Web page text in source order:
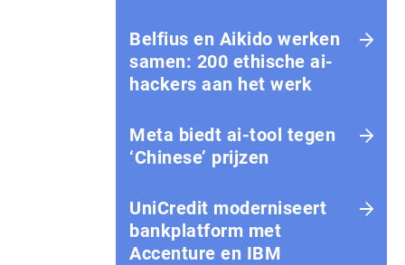
Belfius en Aikido werken
samen: 200 ethische ai-
hackers aan het werk
Meta biedt ai-tool tegen
‘Chinese’ prijzen
UniCredit moderniseert
bankplatform met
Accenture en IBM